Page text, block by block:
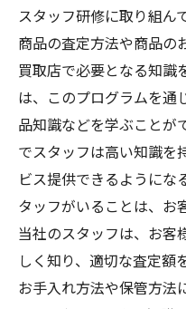
スタッフ研修に取り組ん
商品の査定方法や商品の
買取店で必要となる知識
は、このプログラムを通
品知識などを学ぶことが
でスタッフは高い知識を
ビス提供できるようにな
タッフがいることは、お
当社のスタッフは、お客
しく知り、適切な査定額
お手入れ方法や保管方法